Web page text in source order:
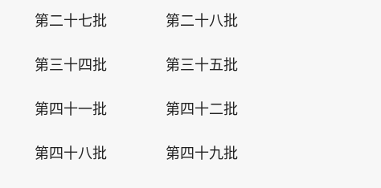
第二十七批 第二十八批
第三十四批 第三十五批
第四十一批 第四十二批
第四十八批 第四十九批